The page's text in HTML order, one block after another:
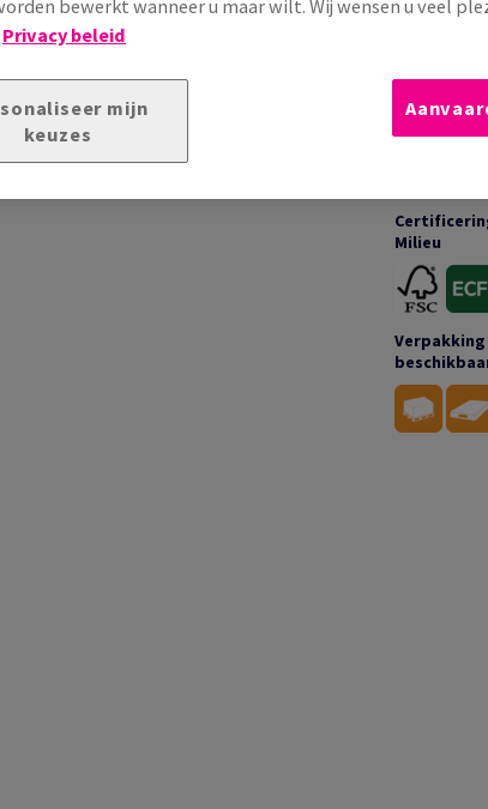
drukresultaten. Ideaal voor
enprofessionele betrouwbaarheid
afwerking
Milieu
Verpakking
bewerkt wanneer u maar wilt. Wij wensen u veel
Privacy beleid
mijn
keuzes